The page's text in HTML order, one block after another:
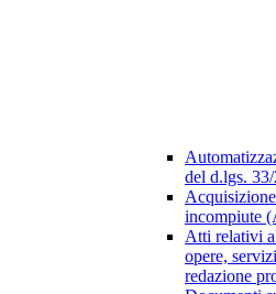
del d.lgs.
incompiute
Atti relativi
opere,
redazione